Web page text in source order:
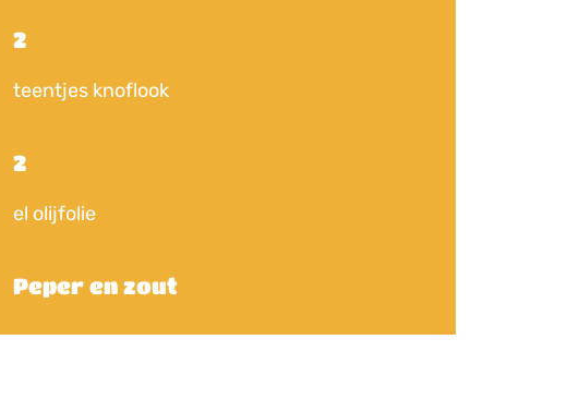
2
teentjes knoflook
2
el olijfolie
Peper en zout